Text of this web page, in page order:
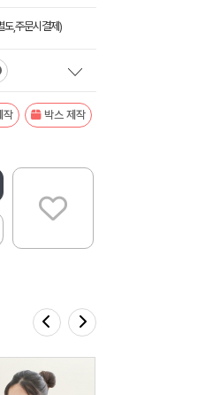
도,주문시결제)
작 박스 제작